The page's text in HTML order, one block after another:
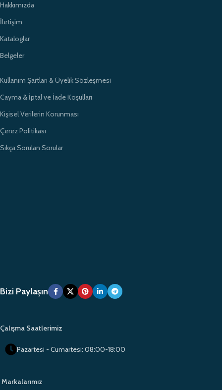
Hakkımızda
İletişim
Kataloglar
Belgeler
Kullanım Şartları & Üyelik Sözleşmesi
Cayma & İptal ve İade Koşulları
Kişisel Verilerin Korunması
Çerez Politikası
Sıkça Sorulan Sorular
Bizi Paylaşın
Çalışma Saatlerimiz
Pazartesi - Cumartesi: 08:00-18:00
Markalarımız